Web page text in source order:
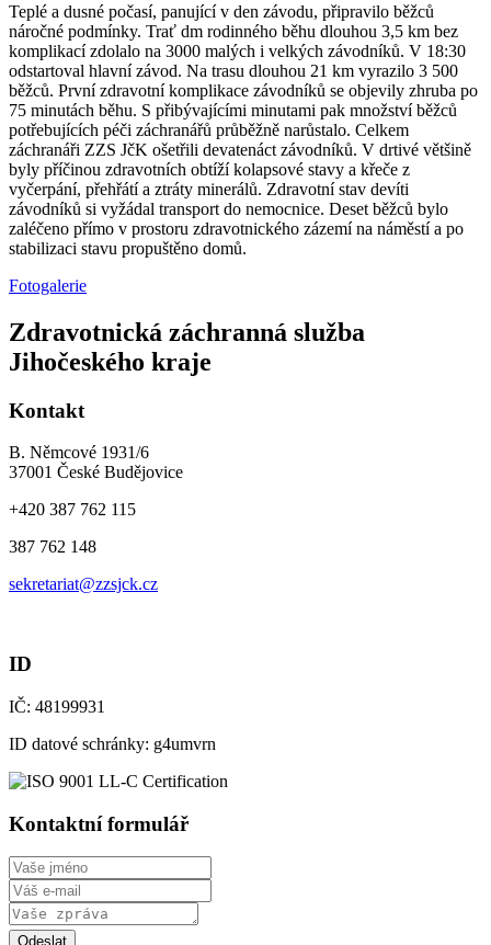
Teplé a dusné počasí, panující v den závodu, připravilo běžců
náročné podmínky. Trať dm rodinného běhu dlouhou 3,5 km bez
komplikací zdolalo na 3000 malých i velkých závodníků. V 18:30
odstartoval hlavní závod. Na trasu dlouhou 21 km vyrazilo 3 500
běžců. První zdravotní komplikace závodníků se objevily zhruba po
75 minutách běhu. S přibývajícími minutami pak množství běžců
potřebujících péči záchranářů průběžně narůstalo. Celkem
záchranáři ZZS JčK ošetřili devatenáct závodníků. V drtivé většině
byly příčinou zdravotních obtíží kolapsové stavy a křeče z
vyčerpání, přehřátí a ztráty minerálů. Zdravotní stav devíti
závodníků si vyžádal transport do nemocnice. Deset běžců bylo
zaléčeno přímo v prostoru zdravotnického zázemí na náměstí a po
stabilizaci stavu propuštěno domů.
Fotogalerie
Zdravotnická záchranná služba
Jihočeského kraje
Kontakt
B. Němcové 1931/6
37001 České Budějovice
+420 387 762 115
387 762 148
sekretariat@zzsjck.cz
ID
IČ: 48199931
ID datové schránky: g4umvrn
Kontaktní formulář
Odeslat